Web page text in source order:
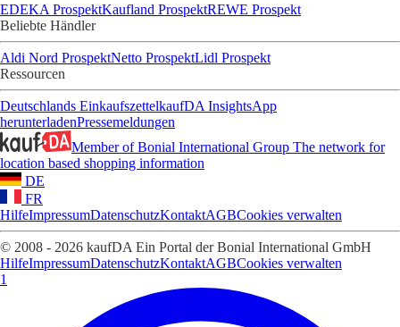
EDEKA ProspektKaufland ProspektREWE Prospekt
Beliebte Händler
Aldi Nord ProspektNetto ProspektLidl Prospekt
Ressourcen
Deutschlands EinkaufszettelkaufDA InsightsApp
herunterladenPressemeldungen
Member of Bonial International Group The network for
location based shopping information
DE
FR
HilfeImpressumDatenschutzKontaktAGBCookies verwalten
© 2008 - 2026 kaufDA Ein Portal der Bonial International GmbH
HilfeImpressumDatenschutzKontaktAGBCookies verwalten
1